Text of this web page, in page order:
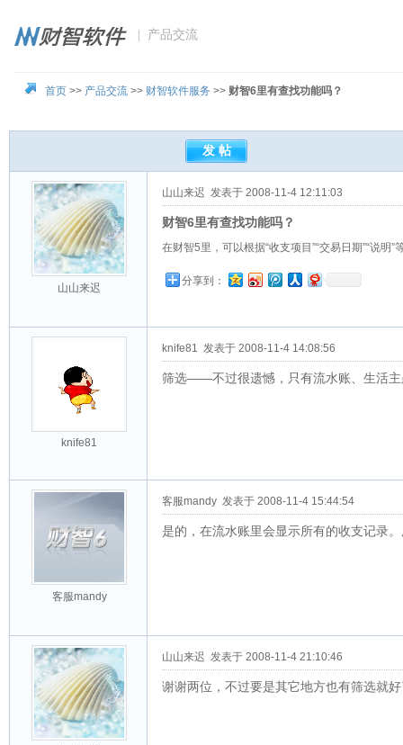
| 产品交流
首页 >> 产品交流 >> 财智软件服务 >> 财智6里有查找功能吗？
山山来迟
山山来迟 发表于 2008-11-4 12:11:03
财智6里有查找功能吗？
在财智5里，可以根据“收支项目”“交易日期”“说
分享到：
knife81
knife81 发表于 2008-11-4 14:08:56
筛选——不过很遗憾，只有流水账、生活主
客服mandy
客服mandy 发表于 2008-11-4 15:44:54
是的，在流水账里会显示所有的收支记录
山山来迟 发表于 2008-11-4 21:10:46
谢谢两位，不过要是其它地方也有筛选就